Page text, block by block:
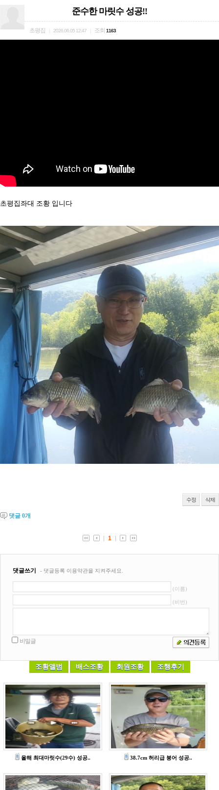
준수한 마릿수 성공!!
초평집 2026.06.05 12:47 조회 1163
초평집좌대 조황 입니다
수정 삭제
댓글 0개
올해 최대마릿수(29수) 성공.. 38.7cm 허리급 붕어 성공..